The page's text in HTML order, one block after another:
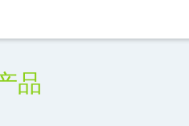
品